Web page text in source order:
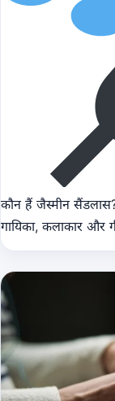
कौन हैं जैस्मीन
गायिका, कलाकार और